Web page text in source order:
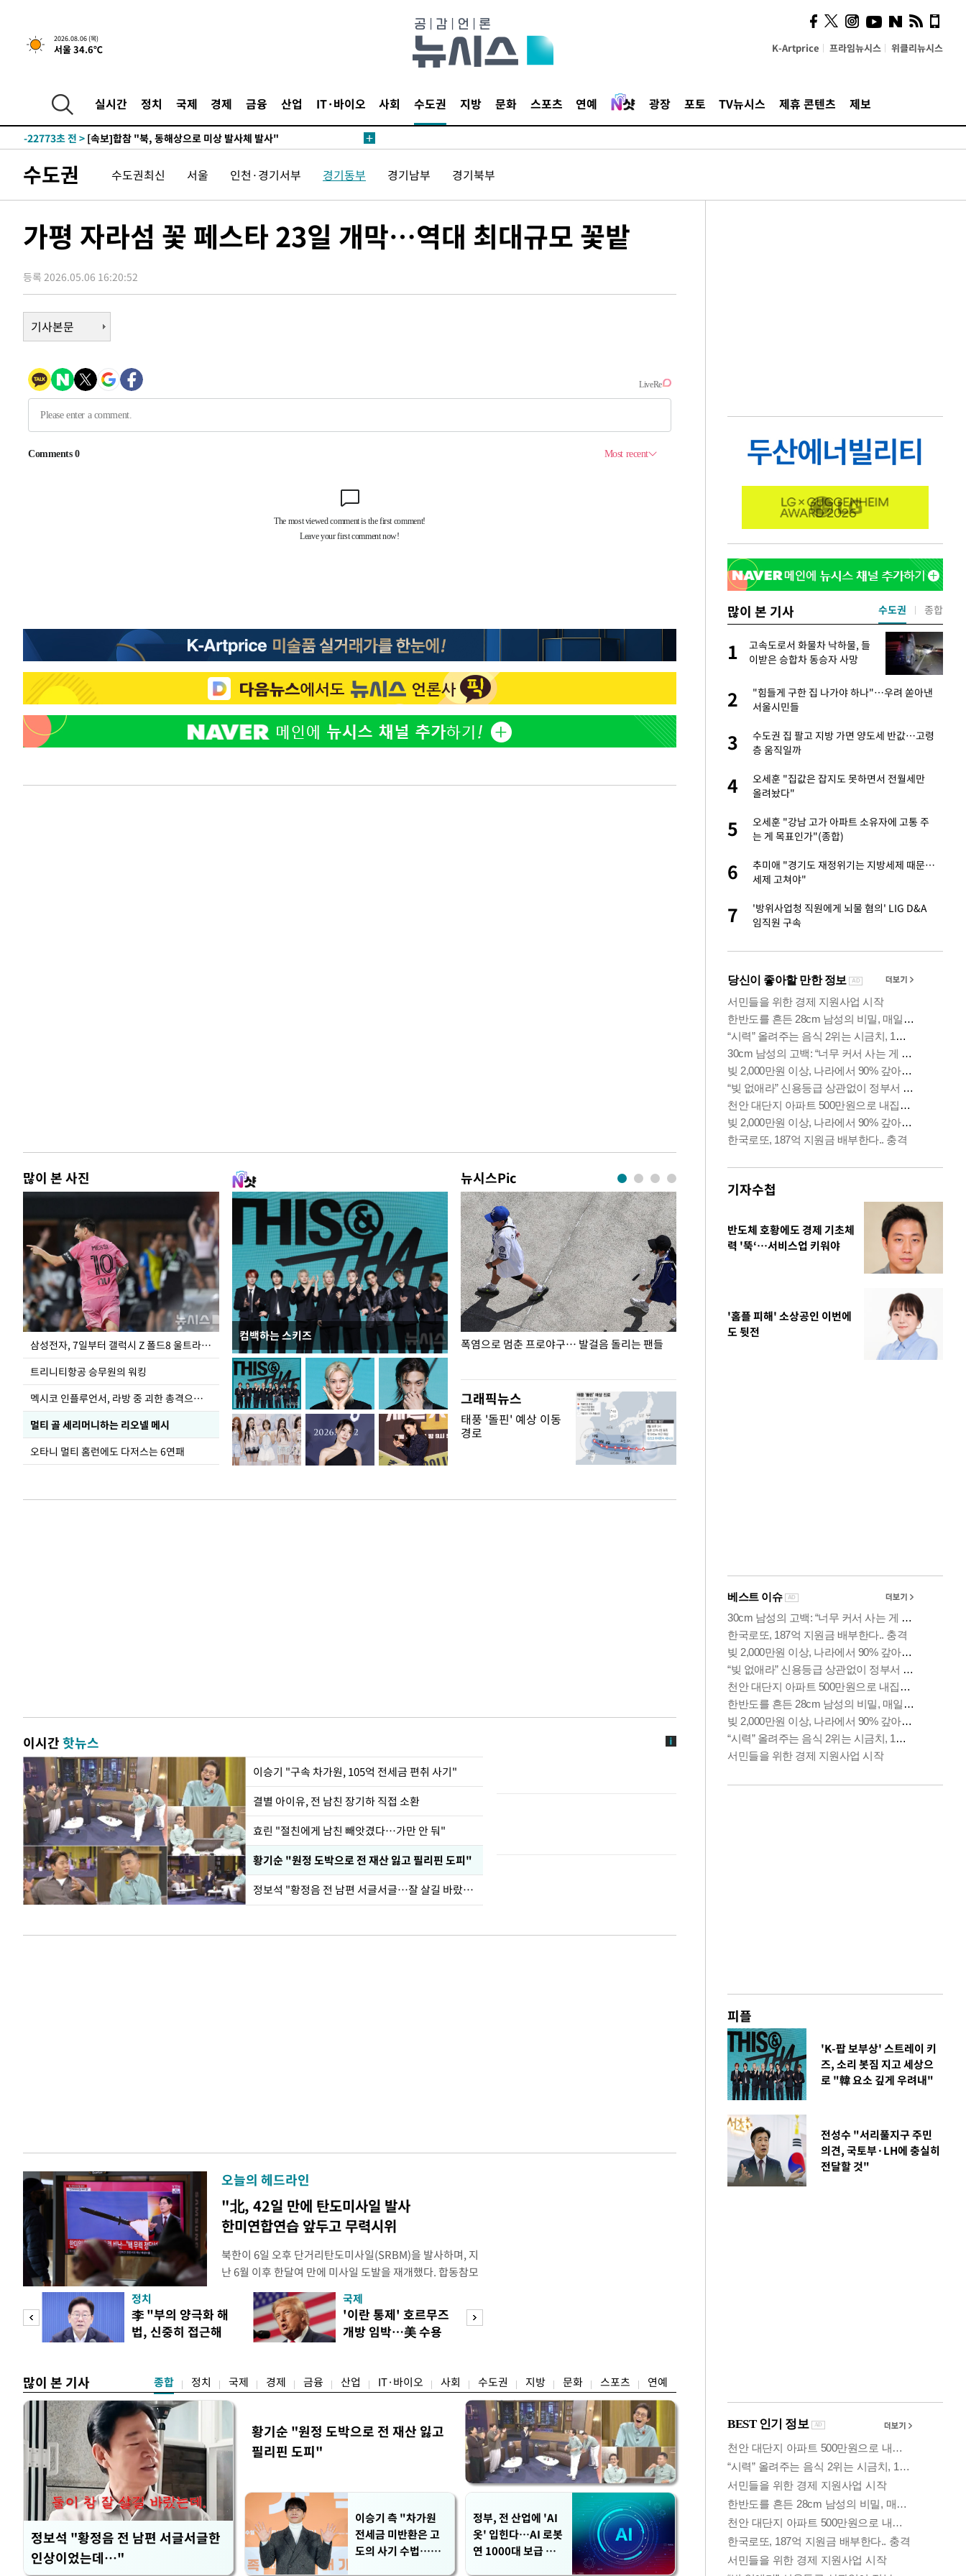
2026.08.06 (목)
서울 34.6℃ K-Artprice 프라임뉴시스 위클리뉴시스
실시간 정치 국제 경제 금융 산업 IT·바이오 사회 수도권 지방 문화 스포츠 연예 광장 포토 TV뉴시스 제휴 콘텐츠 제보
16분 전 >[속보]경찰, '홍명보 선임 논란' 대한축구협회·축구회관 등 압수수색
-23367초 전 >
[속보] SKT, 에이닷 서비스 장애 발생…"원인 파악 중"
-22773초 전 >[속보]합참 "북, 동해상으로 미상 발사체 발사"
-22169초 전 >'낮 최고 39도' 불볕더위…한밤 열대야도 계속[내일날씨]
-22128초 전 >
[속보]7~9일 프로야구 3연전도 폭염 취소…11일 재개
-21457초 전 >서울 낮 37.9도, 올여름 최고치 경신…영등포 순간 '40도'
-21019초 전 >
[속보]종합특검, 대검 추가 압수수색…내란 중요임무종사 혐의
-17114초 전 > [속보]코스닥, 800p 회복…0.26% 오른 801.67 마감
-17044초 전 >[속보]코스피, 301.88포인트(4.58%) 내린 6296.38 마감
-16909초 전 >[속보]원·달러 환율, 0.7원 내린 1423.8원 마감
-14508초 전 >
"여기 떨어졌다"…다누리, 스페이스X 로켓 달 충돌 흔적 포착
-4154초 전 >내일까지 39도 '펄펄'…기상청 "태풍 지나며 폭염 잠시 꺾인다"
-3791초 전 >트럼프, 한국계 진보 주지사 후보 맹공…"공산주의가 최대 위협"
-3769초 전 >"美간섭에 합의 지연"…트럼프, '이란 호르무즈 통제권' 수용할까
-289초 전 >[속보]산업장관 "李정부, 원전 반대 안해…안정 전력 위해 불가피"
16분 전 >[속보]경찰, '홍명보 선임 논란' 대한축구협회·축구회관 등 압수수색
-21457초 전 >서울 낮 37.9도, 올여름 최고치 경신…영등포 순간 '40도'
-21019초 전 >
[속보]종합특검, 대검 추가 압수수색…내란 중요임무종사 혐의
-17114초 전 >[속보]코스닥, 800p 회복…0.26% 오른 801.67 마감
-17044초 전 >
[속보]코스피, 301.88포인트(4.58%) 내린 6296.38 마감
-16909초 전 >[속보]원·달러 환율, 0.7원 내린 1423.8원 마감
-14508초 전 >
"여기 떨어졌다"…다누리, 스페이스X 로켓 달 충돌 흔적 포착
수도권 수도권최신 서울 인천·경기서부 경기동부 경기남부 경기북부
가평 자라섬 꽃 페스타 23일 개막…역대 최대규모 꽃밭
등록 2026.05.06 16:20:52
기사본문
많이 본 사진
삼성전자, 7일부터 갤럭시 Z 폴드8 울트라·폴드8·플립8 출시
트리니티항공 승무원의 워킹
멕시코 인플루언서, 라방 중 괴한 총격으로 사망
멀티 골 세리머니하는 리오넬 메시
오타니 멀티 홈런에도 다저스는 6연패
컴백하는 스키즈
뉴시스Pic
입추 하루 앞둔 전남광주… 열화상 카메라에 담긴
폭염
폭염으로 멈춘 프로야구… 발걸음 돌리는 팬들
이 대통령, '청년 대책 속도 높여야…폭염 문제도 입추 코앞인데
그래픽뉴스
태풍 '돌핀' 예상 이동
경로
이시간핫뉴스
이승기 "구속 차가원, 105억 전세금 편취 사기"
결별 아이유, 전 남친 장기하 직접 소환
효린 "절친에게 남친 빼앗겼다…가만 안 둬"
황기순 "원정 도박으로 전 재산 잃고 필리핀 도피"
정보석 "황정음 전 남편 서글서글…잘 살길 바랐는데"
오늘의 헤드라인
"北, 42일 만에 탄도미사일 발사
한미연합연습 앞두고 무력시위
북한이 6일 오후 단거리탄도미사일(SRBM)을 발사하며, 지
난 6월 이후 한달여 만에 미사일 도발을 재개했다. 합동참모
본부에 따르면 우리 군은 6일 오후 5시께 북한 원산 일대에
서 동해상으로 발사된 단거리 탄도미사일 1발을 포착했다.
정확한 제원에 대해서는 한미가 정밀 분석 중에 있다. 한미
정보당국은 발사 초기부터 관련 동향을 추적 및 공
정치
李 "부의 양극화 해
법, 신중히 접근해
국제
'이란 통제' 호르무즈
개방 임박…美 수용
많이 본 기사 종합 정치 국제 경제 금융 산업 IT·바이오 사회 수도권 지방 문화 스포츠 연예
정보석 "황정음 전 남편 서글서글한
인상이었는데…"
황기순 "원정 도박으로 전 재산 잃고
필리핀 도피"
이승기 측 "차가원
전세금 미반환은 고
도의 사기 수법…엄
정부, 전 산업에 'AI
옷' 입힌다…AI 로봇
연 1000대 보급 추
많이 본 기사
정보석 "황정음 전 남편 서글
서글한 인상이었는데…"
2
도피"
3
이승기 측 "차가원 전세금 미반환은 고도의
사기 수법…엄벌 원해"
4
1
고속도로서 화물차 낙하물, 들
이받은 승합차 동승자 사망
2
"힘들게 구한 집 나가야 하나"…우려 쏟아낸
서울시민들
3
수도권 집 팔고 지방 가면 양도세 반값…고령
층 움직일까
4
오세훈 "집값은 잡지도 못하면서 전월세만
올려놨다"
5
오세훈 "강남 고가 아파트 소유자에 고통 주
는 게 목표인가"(종합)
6
추미애 "경기도 재정위기는 지방세제 때문…
세제 고쳐야"
7
'방위사업청 직원에게 뇌물 혐의' LIG D&A
임직원 구속
수도권 종합
기자수첩
반도체 호황에도 경제 기초체
력 '뚝‘…서비스업 키워야
'홈플 피해' 소상공인 이번에
도 뒷전
피플
'K-팝 보부상' 스트레이 키
즈, 소리 봇짐 지고 세상으
로 "韓 요소 깊게 우려내"
전성수 "서리풀지구 주민
의견, 국토부·LH에 충실히
전달할 것"